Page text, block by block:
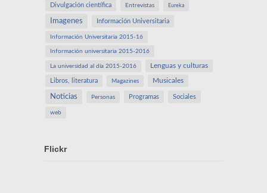
Divulgación científica Entrevistas Eureka
Imagenes Información Universitaria
Información Universitaria 2015-16
Información universitaria 2015-2016
La universidad al día 2015-2016 Lenguas y culturas
Libros, literatura Magazines Musicales
Noticias Personas Programas Sociales
web
Flickr